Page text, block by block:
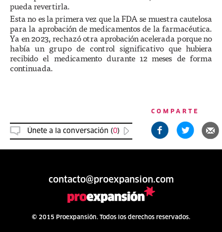
pueda revertirla.
Esta no es la primera vez que la FDA se muestra cautelosa
para la aprobación de medicamentos de la farmacéutica.
Ya en 2023, rechazó otra aprobación acelerada porque no
había un grupo de control significativo que hubiera
recibido el medicamento durante 12 meses de forma
continuada.
Únete a la conversación (0)
COMPARTE
contacto@proexpansion.com
© 2015 Proexpansión. Todos los derechos reservados.